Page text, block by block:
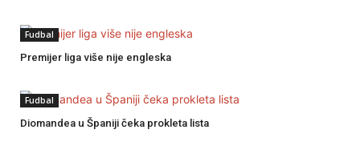
Fudbal
Premijer liga više nije engleska
Fudbal
Diomandea u Španiji čeka prokleta lista